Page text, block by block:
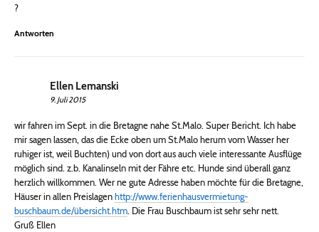
?
Antworten
Ellen Lemanski
9. Juli 2015
wir fahren im Sept. in die Bretagne nahe St.Malo. Super Bericht. Ich habe
mir sagen lassen, das die Ecke oben um St.Malo herum vom Wasser her
ruhiger ist, weil Buchten) und von dort aus auch viele interessante Ausflüge
möglich sind. z.b. Kanalinseln mit der Fähre etc. Hunde sind überall ganz
herzlich willkommen. Wer ne gute Adresse haben möchte für die Bretagne,
Häuser in allen Preislagenhttp://www.ferienhausvermietung-
buschbaum.de/übersicht.htm. Die Frau Buschbaum ist sehr sehr nett.
Gruß Ellen